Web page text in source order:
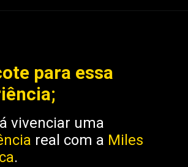
para essa
vivenciar uma
real com a Miles
.